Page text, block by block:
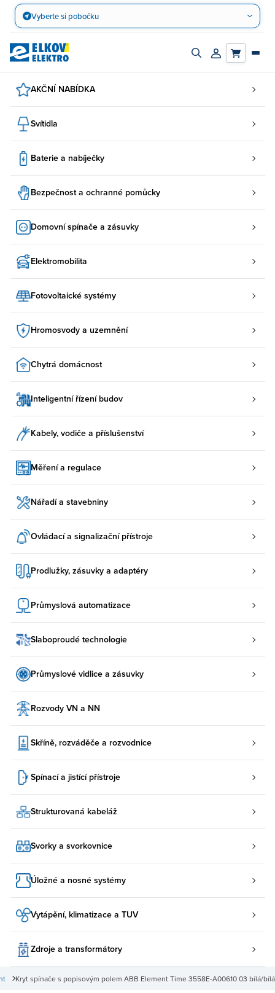
Přejít
obsah
Vyberte si pobočku
Zapnout/vypnout
Přihlásit/
AKČNÍ NABÍDKA
Svítidla
Baterie a nabíječky
Bezpečnost a ochranné pomůcky
Domovní spínače a zásuvky
Elektromobilita
Fotovoltaické systémy
Hromosvody a uzemnění
Chytrá domácnost
Inteligentní řízení budov
Kabely, vodiče a příslušenství
Měření a regulace
Nářadí a stavebniny
Ovládací a signalizační přístroje
Prodlužky, zásuvky a adaptéry
Průmyslová automatizace
Slaboproudé technologie
Průmyslové vidlice a zásuvky
Rozvody VN a NN
Skříně, rozváděče a rozvodnice
Spínací a jistící přístroje
Strukturovaná kabeláž
Svorky a svorkovnice
Úložné a nosné systémy
Vytápění, klimatizace a TUV
Zdroje a transformátory
Kryt spínače s popisovým polem ABB Element Time 3558E-A00610 03 bílá/bílá